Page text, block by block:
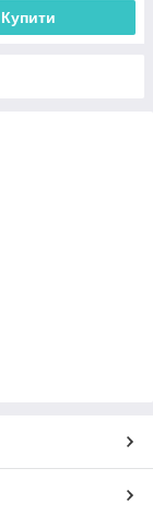
Купити